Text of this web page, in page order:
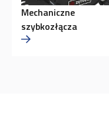
Mechaniczne
szybkozłącza